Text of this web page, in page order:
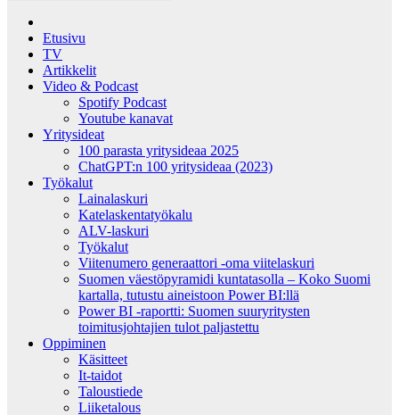
Etusivu
TV
Artikkelit
Video & Podcast
Spotify Podcast
Youtube kanavat
Yritysideat
100 parasta yritysideaa 2025
ChatGPT:n 100 yritysideaa (2023)
Työkalut
Lainalaskuri
Katelaskentatyökalu
ALV-laskuri
Työkalut
Viitenumero generaattori -oma viitelaskuri
Suomen väestöpyramidi kuntatasolla – Koko Suomi
kartalla, tutustu aineistoon Power BI:llä
Power BI -raportti: Suomen suuryritysten
toimitusjohtajien tulot paljastettu
Oppiminen
Käsitteet
It-taidot
Taloustiede
Liiketalous